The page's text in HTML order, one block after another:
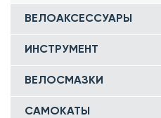
ВЕЛОАКСЕССУАРЫ
ИНСТРУМЕНТ
ВЕЛОСМАЗКИ
САМОКАТЫ